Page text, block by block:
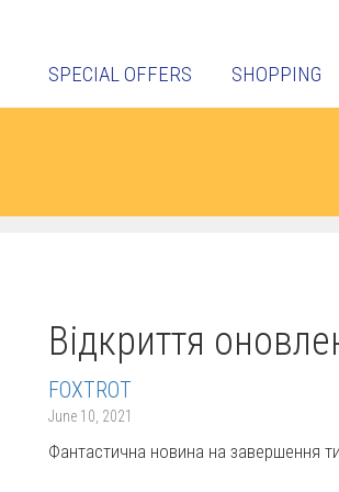
SPECIAL OFFERS SHOPPING
Відкриття
FOXTROT
June 10, 2021
Фантастична новина на завершення